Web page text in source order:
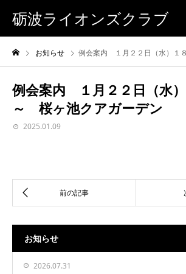
砺波ライオンズクラブ
お知らせ 例会案内 １月２２日（水）１８：３
例会案内 １月２２日（水
～ 桜ヶ池クアガーデン
2025.01.09
お知らせ
2026.07.31